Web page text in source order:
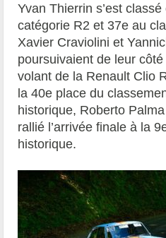
Yvan Thierrin s’est
catégorie R2 et 37e au
Xavier Craviolini et
poursuivaient de leur
volant de la Renault Clio
la 40e place du
historique, Roberto
rallié l’arrivée finale à la
historique.